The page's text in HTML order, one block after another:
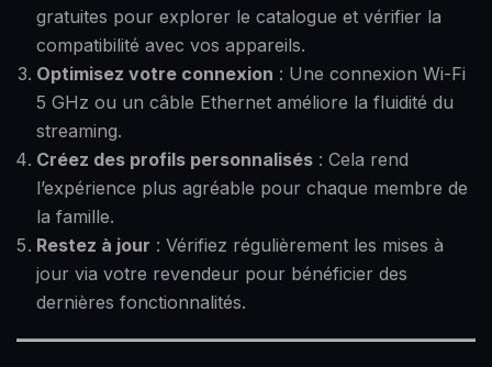
gratuites pour explorer le catalogue et vérifier la
compatibilité avec vos appareils.
Optimisez votre connexion : Une connexion Wi-Fi
5 GHz ou un câble Ethernet améliore la fluidité du
streaming.
Créez des profils personnalisés : Cela rend
l’expérience plus agréable pour chaque membre de
la famille.
Restez à jour : Vérifiez régulièrement les mises à
jour via votre revendeur pour bénéficier des
dernières fonctionnalités.